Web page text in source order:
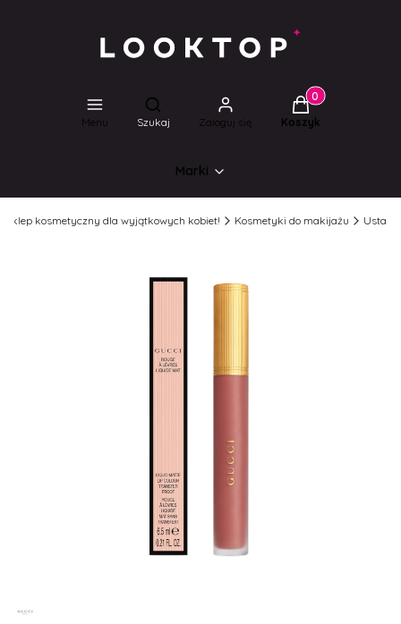
Menu
Otwórz wyszukiwarkę
Szukaj Zaloguj się
Produkty w
Koszyk
Marki
Sklep kosmetyczny dla wyjątkowych kobiet! Kosmetyki do makijażu Usta